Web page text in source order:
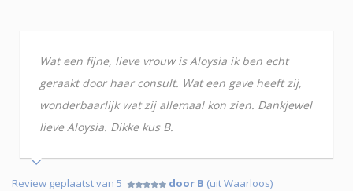
Wat een fijne, lieve vrouw is Aloysia ik ben echt
geraakt door haar consult. Wat een gave heeft zij,
wonderbaarlijk wat zij allemaal kon zien. Dankjewel
lieve Aloysia. Dikke kus B.
Review geplaatst van 5 door B (uit Waarloos)